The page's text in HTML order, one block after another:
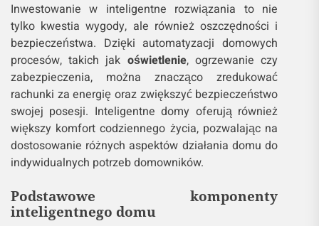
Inwestowanie w inteligentne rozwiązania to nie
tylko kwestia wygody, ale również oszczędności i
bezpieczeństwa. Dzięki automatyzacji domowych
procesów, takich jak oświetlenie, ogrzewanie czy
zabezpieczenia, można znacząco zredukować
rachunki za energię oraz zwiększyć bezpieczeństwo
swojej posesji. Inteligentne domy oferują również
większy komfort codziennego życia, pozwalając na
dostosowanie różnych aspektów działania domu do
indywidualnych potrzeb domowników.
Podstawowe komponenty
inteligentnego domu